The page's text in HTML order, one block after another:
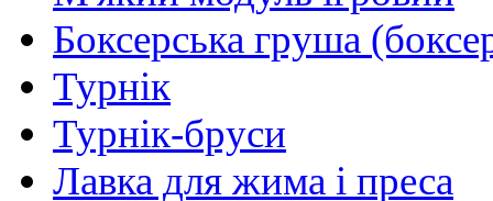
Боксерська груша
Турнік
Турнік-бруси
Лавка для жима і преса